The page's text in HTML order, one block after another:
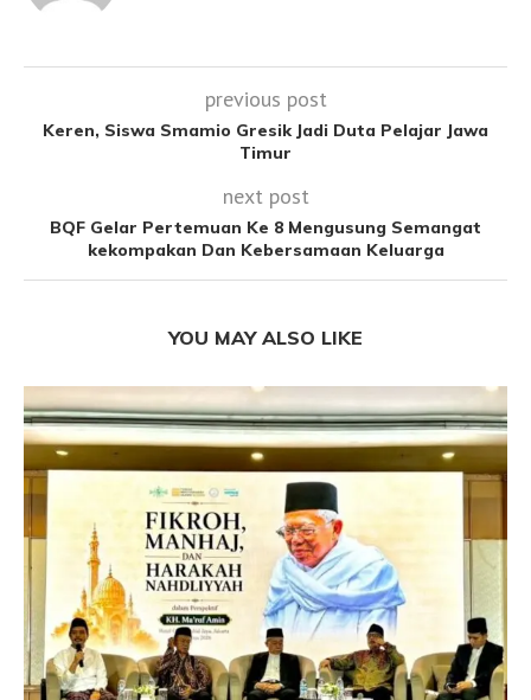
previous post
Keren, Siswa Smamio Gresik Jadi Duta Pelajar Jawa
Timur
next post
BQF Gelar Pertemuan Ke 8 Mengusung Semangat
kekompakan Dan Kebersamaan Keluarga
YOU MAY ALSO LIKE